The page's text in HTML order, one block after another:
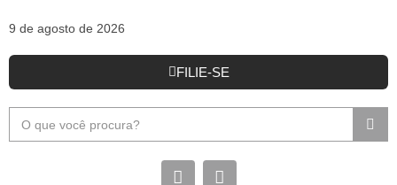
9 de agosto de 2026
FILIE-SE